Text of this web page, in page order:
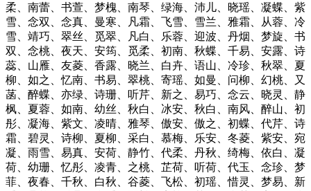
柔、南蕾、书萱、梦槐、南琴、绿海、沛儿、晓瑶、凝蝶、紫
雪、念双、念真、曼寒、凡霜、飞雪、雪兰、雅霜、从蓉、冷
雪、靖巧、翠丝、觅翠、凡白、乐蓉、迎波、丹烟、梦旋、书
双、念桃、夜天、安筠、觅柔、初南、秋蝶、千易、安露、诗
蕊、山雁、友菱、香露、晓兰、白卉、语山、冷珍、秋翠、夏
柳、如之、忆南、书易、翠桃、寄瑶、如曼、问柳、幻桃、又
菡、醉蝶、亦绿、诗珊、听芹、新之、易巧、念云、晓灵、静
枫、夏蓉、如南、幼丝、秋白、冰安、秋白、南风、醉山、初
彤、凝海、紫文、凌晴、雅琴、傲安、傲之、初蝶、代芹、诗
霜、碧灵、诗柳、夏柳、采白、慕梅、乐安、冬菱、紫安、宛
凝、雨雪、易真、安荷、静竹、代柔、丹秋、绮梅、依白、凝
荷、幼珊、忆彤、凌青、之桃、芷荷、听荷、代玉、念珍、梦
菲、夜春、千秋、白秋、谷菱、飞松、初瑶、惜灵、梦易、新